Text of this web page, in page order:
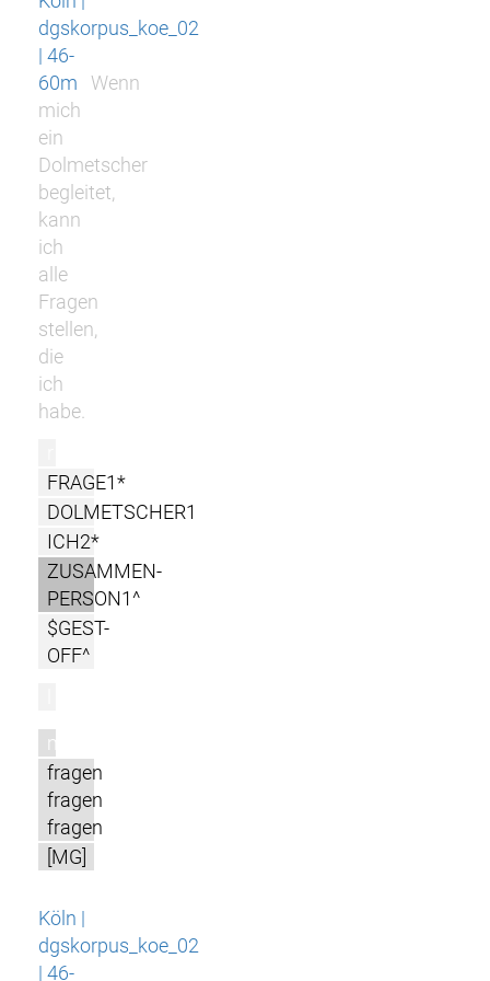
dgskorpus_koe_02
| 46-
60m
Wenn
mich
ein
Dolmetscher
begleitet,
kann
ich
alle
Fragen
stellen,
die
ich
habe.
FRAGE1*
DOLMETSCHER1
ICH2*
ZUSAMMEN-
PERSON1^
$GEST-
OFF^
m
fragen
fragen
fragen
[MG]
Köln |
dgskorpus_koe_02
| 46-